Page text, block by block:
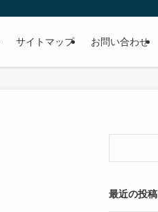
サイトマップ お問い合わせ
最近の投稿